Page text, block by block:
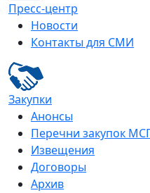
Пресс-центр
Новости
Контакты для СМИ
Закупки
Анонсы
Перечни закупок
Извещения
Договоры
Архив